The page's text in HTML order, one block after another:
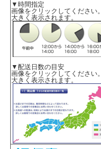
▼時間指定
画像をクリックしてください。
大きく表示されます。
▼配送日数の目安
画像をクリックしてください。
大きく表示されます。